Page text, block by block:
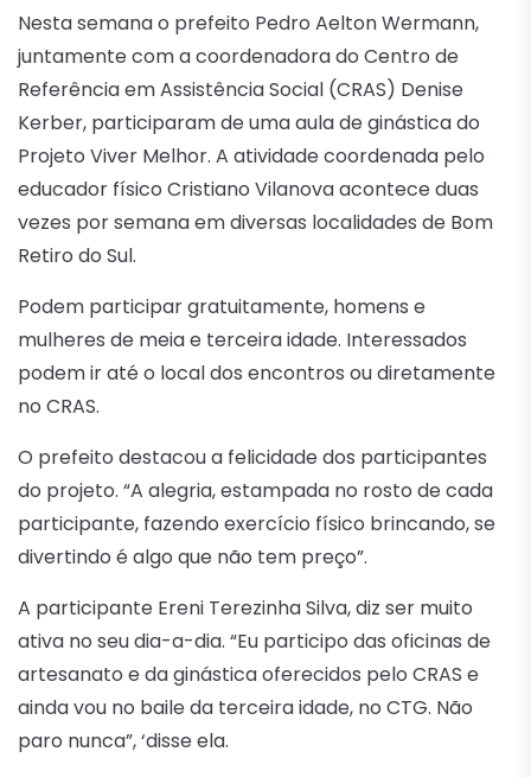
Nesta semana o prefeito Pedro Aelton Wermann,
juntamente com a coordenadora do Centro de
Referência em Assistência Social (CRAS) Denise
Kerber, participaram de uma aula de ginástica do
Projeto Viver Melhor. A atividade coordenada pelo
educador físico Cristiano Vilanova acontece duas
vezes por semana em diversas localidades de Bom
Retiro do Sul.
Podem participar gratuitamente, homens e
mulheres de meia e terceira idade. Interessados
podem ir até o local dos encontros ou diretamente
no CRAS.
O prefeito destacou a felicidade dos participantes
do projeto. “A alegria, estampada no rosto de cada
participante, fazendo exercício físico brincando, se
divertindo é algo que não tem preço”.
A participante Ereni Terezinha Silva, diz ser muito
ativa no seu dia-a-dia. “Eu participo das oficinas de
artesanato e da ginástica oferecidos pelo CRAS e
ainda vou no baile da terceira idade, no CTG. Não
paro nunca”, ‘disse ela.